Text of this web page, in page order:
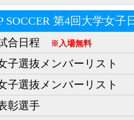
SOCCER 第4回大学女子
合日程 ※入場無料
子選抜メンバーリスト
子選抜メンバーリスト
彰選手